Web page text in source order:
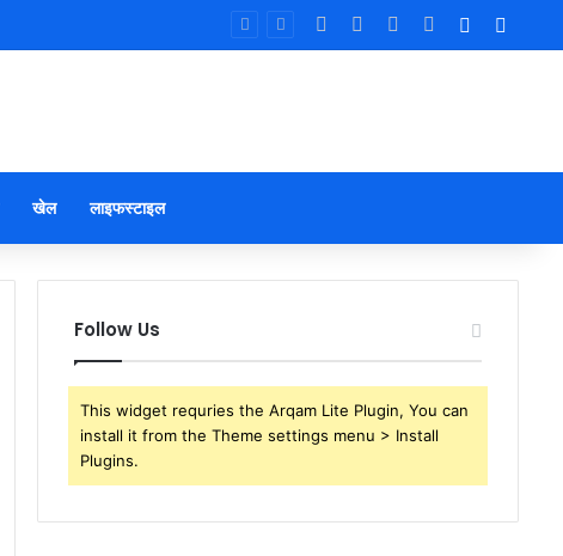
Facebook YouTubeInstagram
Log In
खेल लाइफस्टाइल
Follow Us
This widget requries the Arqam Lite Plugin, You can
install it from the Theme settings menu > Install
Plugins.